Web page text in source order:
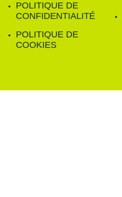
POLITIQUE DE
CONFIDENTIALITÉ
POLITIQUE DE
COOKIES